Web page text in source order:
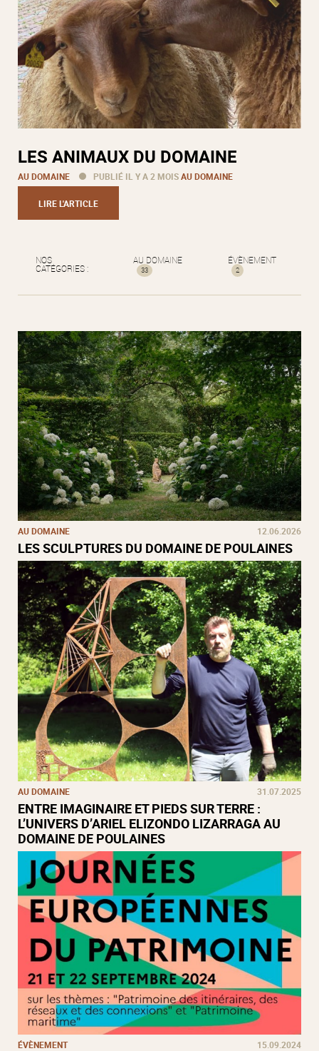
LES ANIMAUX DU DOMAINE
AU DOMAINE PUBLIÉ IL Y A 2 MOISAU DOMAINE
LIRE L'ARTICLE
NOS
CATÉGORIES :
AU DOMAINE
33
ÉVÈNEMENT
2
AU DOMAINE 12.06.2026
LES SCULPTURES DU DOMAINE DE POULAINES
AU DOMAINE 31.07.2025
ENTRE IMAGINAIRE ET PIEDS SUR TERRE :
L’UNIVERS D’ARIEL ELIZONDO LIZARRAGA AU
DOMAINE DE POULAINES
ÉVÈNEMENT 15.09.2024